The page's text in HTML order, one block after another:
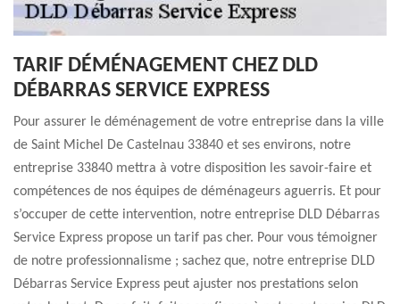
TARIF DÉMÉNAGEMENT CHEZ DLD
DÉBARRAS SERVICE EXPRESS
Pour assurer le déménagement de votre entreprise dans la ville
de Saint Michel De Castelnau 33840 et ses environs, notre
entreprise 33840 mettra à votre disposition les savoir-faire et
compétences de nos équipes de déménageurs aguerris. Et pour
s’occuper de cette intervention, notre entreprise DLD Débarras
Service Express propose un tarif pas cher. Pour vous témoigner
de notre professionnalisme ; sachez que, notre entreprise DLD
Débarras Service Express peut ajuster nos prestations selon